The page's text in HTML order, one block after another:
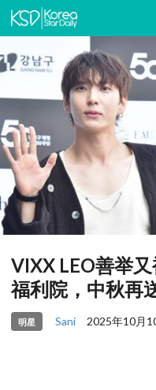
VIXX LEO善举
福利院，中秋再
明星 Sani 2025年10月